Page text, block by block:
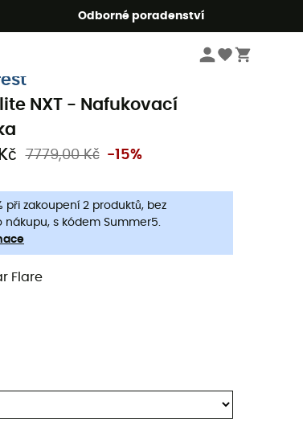
Odborné poradenství
Nafukovací karimatky
NXT - Nafukovací
7779,00 Kč -15%
při zakoupení 2 produktů, bez
nákupu, s kódem Summer5.
Flare